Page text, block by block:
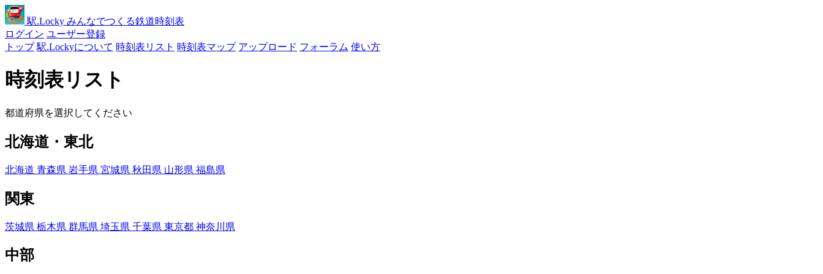
駅.Locky みんなでつくる鉄道時刻表
ログイン ユーザー登録
トップ 駅.Lockyについて 時刻表リスト 時刻表マップ アップロード フォーラム 使い方
時刻表リスト
都道府県を選択してください
北海道・東北
北海道 青森県 岩手県 宮城県 秋田県 山形県 福島県
関東
茨城県 栃木県 群馬県 埼玉県 千葉県 東京都 神奈川県
中部